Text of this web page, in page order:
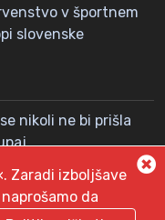
v športnem
slovenske
nikoli ne bi prišla
Zaradi izboljšave
da